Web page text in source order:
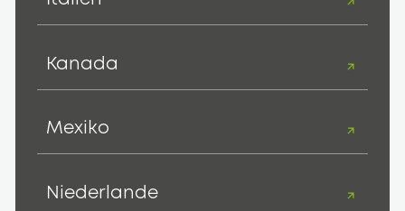
Kanada
Mexiko
Niederlande